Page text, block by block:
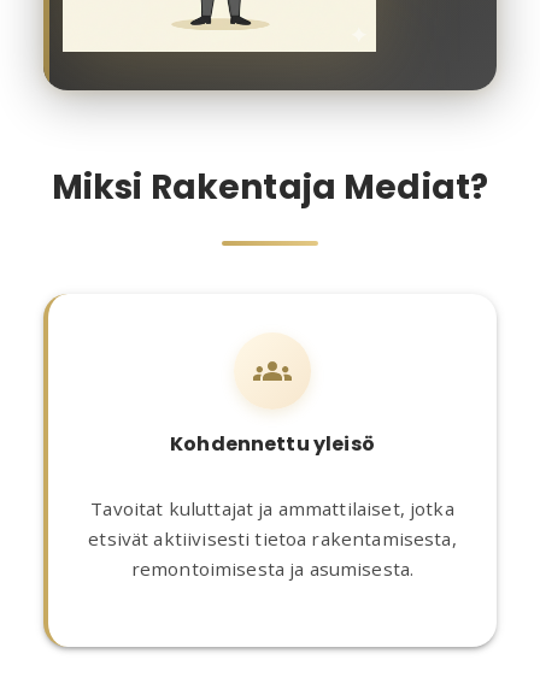
Miksi Rakentaja Mediat?
Kohdennettu yleisö
Tavoitat kuluttajat ja ammattilaiset, jotka
etsivät aktiivisesti tietoa rakentamisesta,
remontoimisesta ja asumisesta.